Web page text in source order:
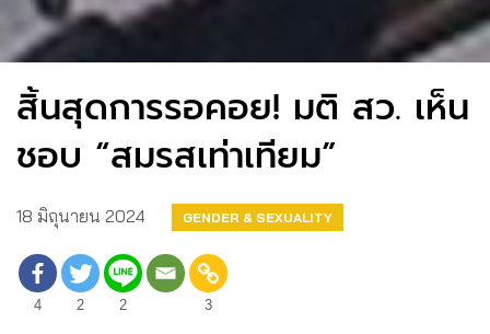
สิ้นสุดการรอคอย! มติ สว. เห็น
ชอบ “สมรสเท่าเทียม”
18 มิถุนายน 2024 GENDER & SEXUALITY
4 2 2 3